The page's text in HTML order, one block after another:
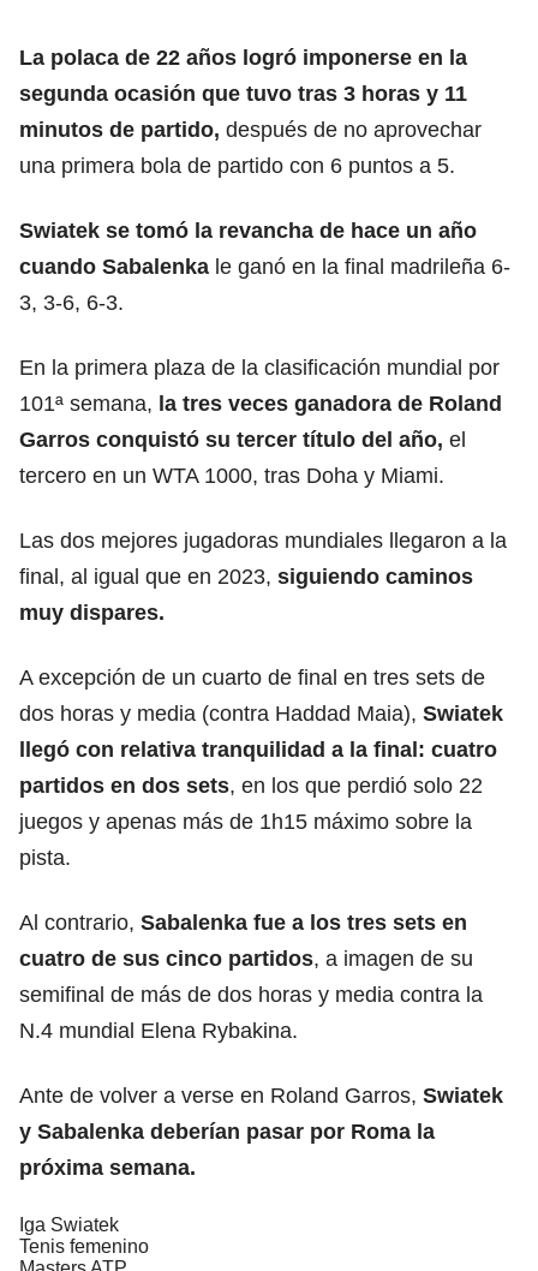
La polaca de 22 años logró imponerse en la
segunda ocasión que tuvo tras 3 horas y 11
minutos de partido, después de no aprovechar
una primera bola de partido con 6 puntos a 5.
Swiatek se tomó la revancha de hace un año
cuando Sabalenka le ganó en la final madrileña 6-
3, 3-6, 6-3.
En la primera plaza de la clasificación mundial por
101ª semana, la tres veces ganadora de Roland
Garros conquistó su tercer título del año, el
tercero en un WTA 1000, tras Doha y Miami.
Las dos mejores jugadoras mundiales llegaron a la
final, al igual que en 2023, siguiendo caminos
muy dispares.
A excepción de un cuarto de final en tres sets de
dos horas y media (contra Haddad Maia), Swiatek
llegó con relativa tranquilidad a la final: cuatro
partidos en dos sets, en los que perdió solo 22
juegos y apenas más de 1h15 máximo sobre la
pista.
Al contrario, Sabalenka fue a los tres sets en
cuatro de sus cinco partidos, a imagen de su
semifinal de más de dos horas y media contra la
N.4 mundial Elena Rybakina.
Ante de volver a verse en Roland Garros, Swiatek
y Sabalenka deberían pasar por Roma la
próxima semana.
Iga Swiatek
Tenis femenino